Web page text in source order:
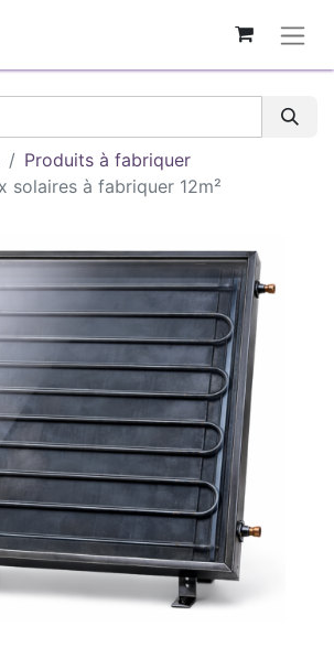
Produits à fabriquer
solaires à fabriquer 12m²